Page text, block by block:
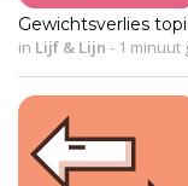
Gewichtsverlies
in Lijf & Lijn - 1 minuut